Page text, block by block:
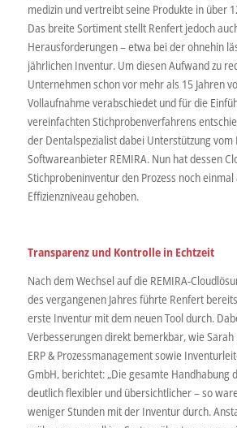
medizin und vertreibt seine Produkte in über
Das breite Sortiment stellt Renfert jedoch
Herausforderungen – etwa bei der ohnehin
jährlichen Inventur. Um diesen Aufwand zu
Unternehmen schon vor mehr als 15 Jahren
Vollaufnahme verabschiedet und für die
vereinfachten Stichprobenverfahrens
der Dentalspezialist dabei Unterstützung
Softwareanbieter REMIRA. Nun hat dessen
Stichprobeninventur den Prozess noch einmal
Effizienzniveau gehoben.
Transparenz und Kontrolle in Echtzeit
Nach dem Wechsel auf die REMIRA-
des vergangenen Jahres führte Renfert
erste Inventur mit dem neuen Tool durch.
Verbesserungen direkt bemerkbar, wie
ERP & Prozessmanagement sowie
GmbH, berichtet: „Die gesamte Handhabung
deutlich flexibler und übersichtlicher – so
weniger Stunden mit der Inventur durch.